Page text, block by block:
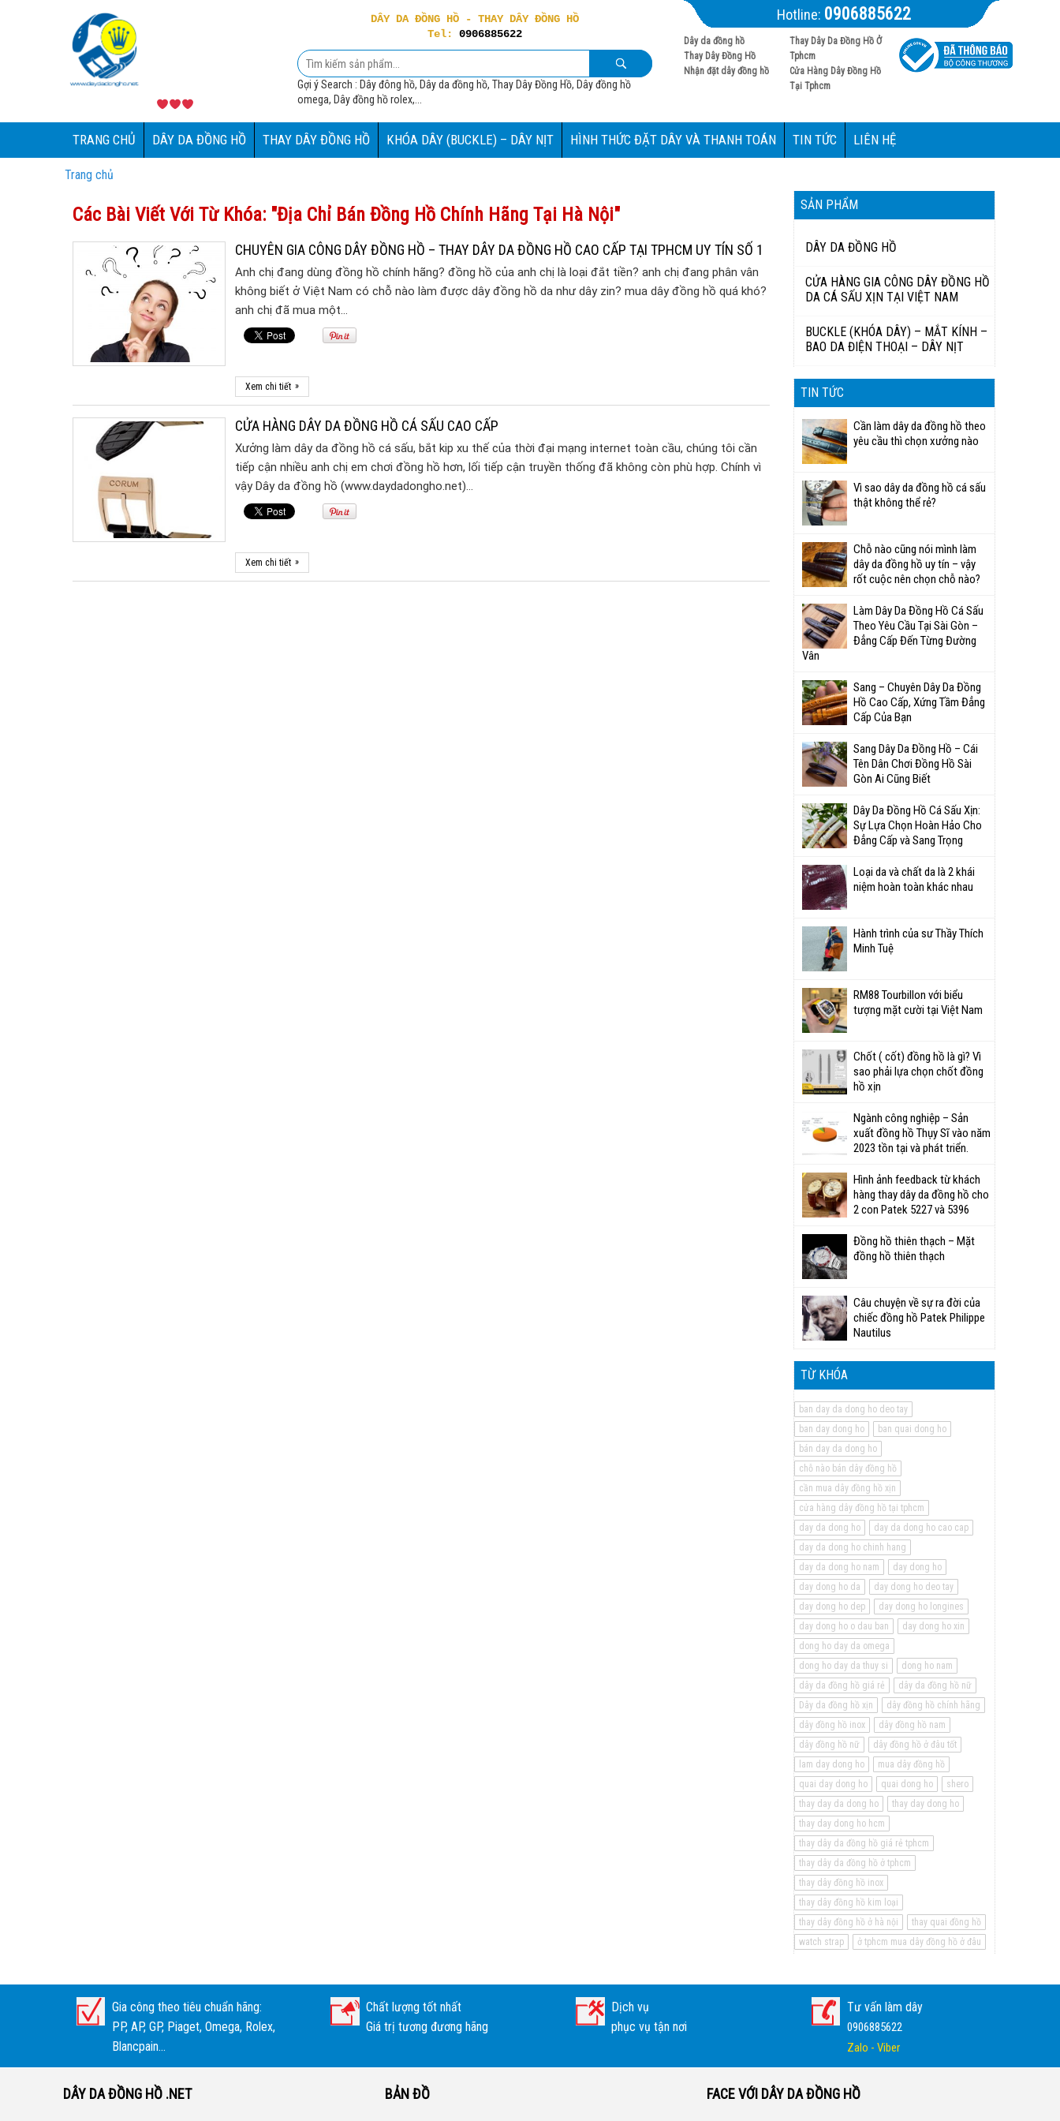
DÂY DA ĐỒNG HỒ - THAY DÂY ĐỒNG HỒ
Tel: 0906885622
Gợi ý Search : Dây đông hồ, Dây da đồng hồ, Thay Dây Đồng Hồ, Dây đồng hồ
omega, Dây đồng hồ rolex,...
Hotline: 0906885622
Dây da đồng hồ
Thay Dây Đồng Hồ
Nhận đặt dây đồng hồ
Thay Dây Da Đồng Hồ Ở
Tphcm
Cửa Hàng Dây Đồng Hồ
Tại Tphcm
TRANG CHỦ DÂY DA ĐỒNG HỒ THAY DÂY ĐỒNG HỒ KHÓA DÂY (BUCKLE) – DÂY NỊT HÌNH THỨC ĐẶT DÂY VÀ THANH TOÁN TIN TỨC LIÊN HỆ
Trang chủ
Các Bài Viết Với Từ Khóa: "địa Chỉ Bán Đồng Hồ Chính Hãng Tại Hà Nội"
CHUYÊN GIA CÔNG DÂY ĐỒNG HỒ – THAY DÂY DA ĐỒNG HỒ CAO CẤP TẠI TPHCM UY TÍN SỐ 1
Anh chị đang dùng đồng hồ chính hãng? đồng hồ của anh chị là loại đắt tiền? anh chị đang phân vân
không biết ở Việt Nam có chỗ nào làm được dây đồng hồ da như dây zin? mua dây đồng hồ quá khó?
anh chị đã mua một…
Xem chi tiết »
CỬA HÀNG DÂY DA ĐỒNG HỒ CÁ SẤU CAO CẤP
Xưởng làm dây da đồng hồ cá sấu, bắt kip xu thế của thời đại mạng internet toàn cầu, chúng tôi cần
tiếp cận nhiều anh chị em chơi đồng hồ hơn, lối tiếp cận truyền thống đã không còn phù hợp. Chính vì
vậy Dây da đồng hồ (www.daydadongho.net)…
Xem chi tiết »
SẢN PHẨM
DÂY DA ĐỒNG HỒ
CỬA HÀNG GIA CÔNG DÂY ĐỒNG HỒ
DA CÁ SẤU XỊN TẠI VIỆT NAM
BUCKLE (KHÓA DÂY) – MẮT KÍNH –
BAO DA ĐIỆN THOẠI – DÂY NỊT
TIN TỨC
Cần làm dây da đồng hồ theo
yêu cầu thì chọn xưởng nào
Vì sao dây da đồng hồ cá sấu
thật không thể rẻ?
Chỗ nào cũng nói mình làm
dây da đồng hồ uy tín – vậy
rốt cuộc nên chọn chỗ nào?
Làm Dây Da Đồng Hồ Cá Sấu
Theo Yêu Cầu Tại Sài Gòn –
Đẳng Cấp Đến Từng Đường
Vân
Sang – Chuyên Dây Da Đồng
Hồ Cao Cấp, Xứng Tầm Đẳng
Cấp Của Bạn
Sang Dây Da Đồng Hồ – Cái
Tên Dân Chơi Đồng Hồ Sài
Gòn Ai Cũng Biết
Dây Da Đồng Hồ Cá Sấu Xịn:
Sự Lựa Chọn Hoàn Hảo Cho
Đẳng Cấp và Sang Trọng
Loại da và chất da là 2 khái
niệm hoàn toàn khác nhau
Hành trình của sư Thầy Thích
Minh Tuệ
RM88 Tourbillon với biểu
tượng mặt cười tại Việt Nam
Chốt ( cốt) đồng hồ là gì? Vì
sao phải lựa chọn chốt đồng
hồ xịn
Ngành công nghiệp – Sản
xuất đồng hồ Thụy Sĩ vào năm
2023 tồn tại và phát triển.
Hình ảnh feedback từ khách
hàng thay dây da đồng hồ cho
2 con Patek 5227 và 5396
Đồng hồ thiên thạch – Mặt
đồng hồ thiên thạch
Câu chuyện về sự ra đời của
chiếc đồng hồ Patek Philippe
Nautilus
TỪ KHÓA
ban day da dong ho deo tay
ban day dong ho
ban quai dong ho
bán day da dong ho
chỗ nào bán dây đồng hồ
cần mua dây đồng hồ xịn
cửa hàng dây đồng hồ tại tphcm
day da dong ho
day da dong ho cao cap
day da dong ho chinh hang
day da dong ho nam
day dong ho
day dong ho da
day dong ho deo tay
day dong ho dep
day dong ho longines
day dong ho o dau ban
day dong ho xin
dong ho day da omega
dong ho day da thuy si
dong ho nam
dây da đồng hồ giá rẻ
dây da đồng hồ nữ
Dây da đồng hồ xịn
dây đồng hồ chính hãng
dây đồng hồ inox
dây đồng hồ nam
dây đồng hồ nữ
dây đồng hồ ở đâu tốt
lam day dong ho
mua dây đồng hồ
quai day dong ho
quai dong ho
shero
thay day da dong ho
thay day dong ho
thay day dong ho hcm
thay dây da đồng hồ giá rẻ tphcm
thay dây da đồng hồ ở tphcm
thay dây đồng hồ inox
thay dây đồng hồ kim loại
thay dây đồng hồ ở hà nội
thay quai đồng hồ
watch strap
ở tphcm mua dây đồng hồ ở đâu
Gia công theo tiêu chuẩn hãng:
PP, AP, GP, Piaget, Omega, Rolex,
Blancpain...
Chất lượng tốt nhất
Giá trị tương đương hãng
Dịch vụ
phục vụ tận nơi
Tư vấn làm dây
0906885622
Zalo - Viber
DÂY DA ĐỒNG HỒ .NET BẢN ĐỒ FACE VỚI DÂY DA ĐỒNG HỒ